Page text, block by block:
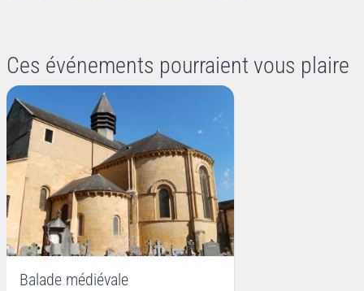
Ces événements pourraient vous plaire
Balade médiévale